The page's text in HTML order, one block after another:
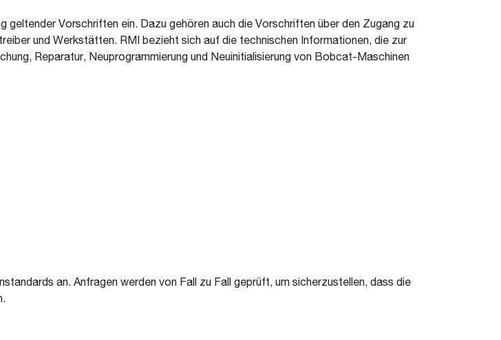
Vorschriften ein. Dazu gehören auch die Vorschriften über den Zugang zu
und Werkstätten. RMI bezieht sich auf die technischen Informationen, die zur
Reparatur, Neuprogrammierung und Neuinitialisierung von Bobcat-Maschinen
an. Anfragen werden von Fall zu Fall geprüft, um sicherzustellen, dass die